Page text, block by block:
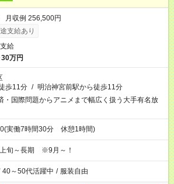
収例 256,500円
支給あり
給
万円
歩11分 / 明治神宮前駅から徒歩11分
・国際問題からアニメまで幅広く扱う大手有名放
実働7時間30分 休憩1時間)
旬～長期 ※9月～！
40～50代活躍中 / 服装自由